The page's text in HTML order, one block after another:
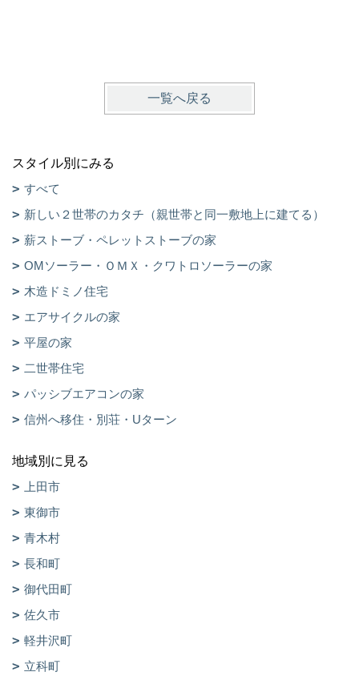
一覧へ戻る
スタイル別にみる
すべて
新しい２世帯のカタチ（親世帯と同一敷地上に建てる）
薪ストーブ・ペレットストーブの家
OMソーラー・ＯＭＸ・クワトロソーラーの家
木造ドミノ住宅
エアサイクルの家
平屋の家
二世帯住宅
パッシブエアコンの家
信州へ移住・別荘・Uターン
地域別に見る
上田市
東御市
青木村
長和町
御代田町
佐久市
軽井沢町
立科町